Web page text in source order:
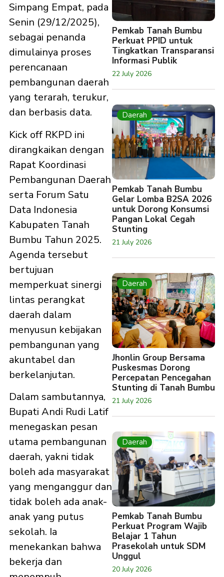
Simpang Empat, pada
Senin (29/12/2025),
sebagai penanda
dimulainya proses
perencanaan
pembangunan daerah
yang terarah, terukur,
dan berbasis data.
Kick off RKPD ini
dirangkaikan dengan
Rapat Koordinasi
Pembangunan Daerah
serta Forum Satu
Data Indonesia
Kabupaten Tanah
Bumbu Tahun 2025.
Agenda tersebut
bertujuan
memperkuat sinergi
lintas perangkat
daerah dalam
menyusun kebijakan
pembangunan yang
akuntabel dan
berkelanjutan.
Dalam sambutannya,
Bupati Andi Rudi Latif
menegaskan pesan
utama pembangunan
daerah, yakni tidak
boleh ada masyarakat
yang menganggur dan
tidak boleh ada anak-
anak yang putus
sekolah. Ia
menekankan bahwa
bekerja dan
Pemkab Tanah Bumbu
Perkuat PPID untuk
Tingkatkan Transparansi
Informasi Publik
22 July 2026
Daerah
Pemkab Tanah Bumbu
Gelar Lomba B2SA 2026
untuk Dorong Konsumsi
Pangan Lokal Cegah
Stunting
21 July 2026
Daerah
Jhonlin Group Bersama
Puskesmas Dorong
Percepatan Pencegahan
Stunting di Tanah Bumbu
21 July 2026
Daerah
Pemkab Tanah Bumbu
Perkuat Program Wajib
Belajar 1 Tahun
Prasekolah untuk SDM
Unggul
20 July 2026